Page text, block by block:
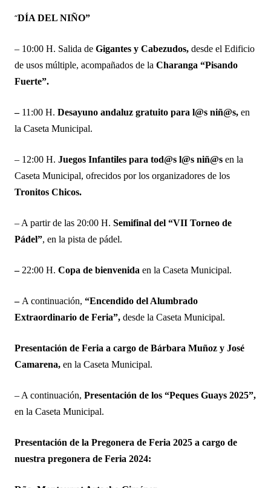
“DÍA DEL NIÑO”
– 10:00 H. Salida de Gigantes y Cabezudos, desde el Edificio
de usos múltiple, acompañados de la Charanga “Pisando
Fuerte”.
– 11:00 H. Desayuno andaluz gratuito para l@s niñ@s, en
la Caseta Municipal.
– 12:00 H. Juegos Infantiles para tod@s l@s niñ@s en la
Caseta Municipal, ofrecidos por los organizadores de los
Tronitos Chicos.
– A partir de las 20:00 H. Semifinal del “VII Torneo de
Pádel”, en la pista de pádel.
– 22:00 H. Copa de bienvenida en la Caseta Municipal.
– A continuación, “Encendido del Alumbrado
Extraordinario de Feria”, desde la Caseta Municipal.
Presentación de Feria a cargo de Bárbara Muñoz y José
Camarena, en la Caseta Municipal.
– A continuación, Presentación de los “Peques Guays 2025”,
en la Caseta Municipal.
Presentación de la Pregonera de Feria 2025 a cargo de
nuestra pregonera de Feria 2024: